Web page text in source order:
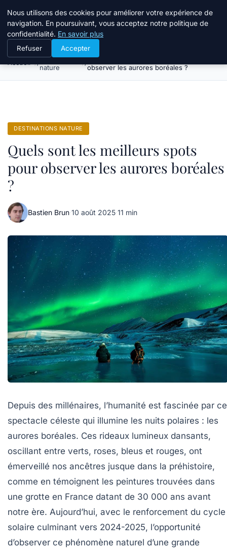
Tourisme Landes
Destinations
nature
Quels sont les meilleurs spots pour
observer les aurores boréales ?
DESTINATIONS NATURE
Quels sont les meilleurs spots
pour observer les aurores boréales
?
Bastien Brun·10 août 2025·11 min
Depuis des millénaires, l’humanité est fascinée par ce
spectacle céleste qui illumine les nuits polaires : les
aurores boréales. Ces rideaux lumineux dansants,
oscillant entre verts, roses, bleus et rouges, ont
émerveillé nos ancêtres jusque dans la préhistoire,
comme en témoignent les peintures trouvées dans
une grotte en France datant de 30 000 ans avant
notre ère. Aujourd’hui, avec le renforcement du cycle
solaire culminant vers 2024-2025, l’opportunité
d’observer ce phénomène naturel d’une grande
Nous utilisons des cookies pour améliorer votre expérience de
navigation. En poursuivant, vous acceptez notre politique de
confidentialité. En savoir plus
Refuser Accepter